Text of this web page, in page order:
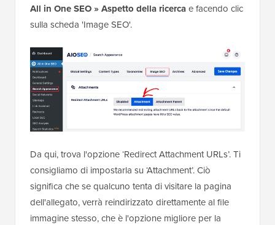
All in One SEO » Aspetto della ricercae facendo clic
sulla scheda 'Image SEO'.
Da qui, trova l'opzione ‘Redirect Attachment URLs’. Ti
consigliamo di impostarla su ‘Attachment’. Ciò
significa che se qualcuno tenta di visitare la pagina
dell'allegato, verrà reindirizzato direttamente al file
immagine stesso, che è l'opzione migliore per la